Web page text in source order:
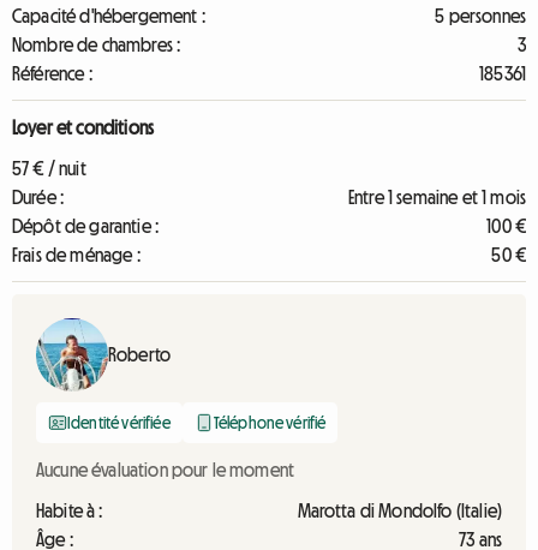
Capacité d'hébergement :
5 personnes
Nombre de chambres :
3
Référence :
185361
Loyer et conditions
57 € / nuit
Durée :
Entre 1 semaine et 1 mois
Dépôt de garantie :
100 €
Frais de ménage :
50 €
Roberto
Identité vérifiée Téléphone vérifié
Aucune évaluation pour le moment
Habite à :
Marotta di Mondolfo (Italie)
Âge :
73 ans